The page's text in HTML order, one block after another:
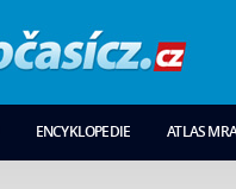
ENCYKLOPEDIE ATLAS